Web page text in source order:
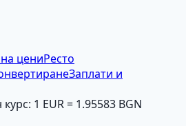
цениРесто
Заплати и
1 EUR = 1.95583 BGN